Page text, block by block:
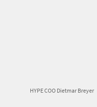
HYPE COO Dietmar Breyer